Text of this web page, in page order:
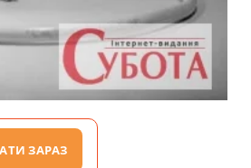
ЗАРАЗ